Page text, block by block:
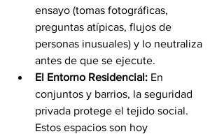
ensayo (tomas fotográficas,
preguntas atípicas, flujos de
personas inusuales) y lo neutraliza
antes de que se ejecute.
El Entorno Residencial: En
conjuntos y barrios, la seguridad
privada protege el tejido social.
Estos espacios son hoy